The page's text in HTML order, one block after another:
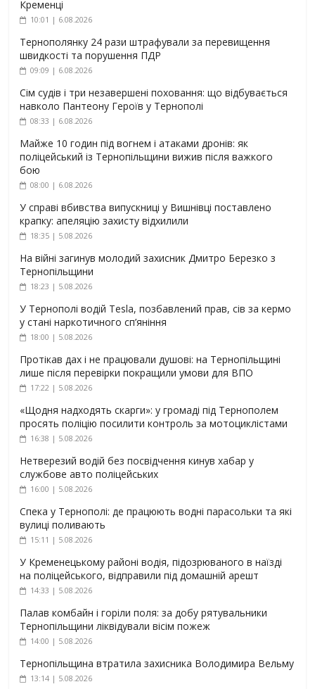
Кременці
10:01 | 6.08.2026
Тернополянку 24 рази штрафували за перевищення
швидкості та порушення ПДР
09:09 | 6.08.2026
Сім судів і три незавершені поховання: що відбувається
навколо Пантеону Героїв у Тернополі
08:33 | 6.08.2026
Майже 10 годин під вогнем і атаками дронів: як
поліцейський із Тернопільщини вижив після важкого
бою
08:00 | 6.08.2026
У справі вбивства випускниці у Вишнівці поставлено
крапку: апеляцію захисту відхилили
18:35 | 5.08.2026
На війні загинув молодий захисник Дмитро Березко з
Тернопільщини
18:23 | 5.08.2026
У Тернополі водій Tesla, позбавлений прав, сів за кермо
у стані наркотичного сп’яніння
18:00 | 5.08.2026
Протікав дах і не працювали душові: на Тернопільщині
лише після перевірки покращили умови для ВПО
17:22 | 5.08.2026
«Щодня надходять скарги»: у громаді під Тернополем
просять поліцію посилити контроль за мотоциклістами
16:38 | 5.08.2026
Нетверезий водій без посвідчення кинув хабар у
службове авто поліцейських
16:00 | 5.08.2026
Спека у Тернополі: де працюють водні парасольки та які
вулиці поливають
15:11 | 5.08.2026
У Кременецькому районі водія, підозрюваного в наїзді
на поліцейського, відправили під домашній арешт
14:33 | 5.08.2026
Палав комбайн і горіли поля: за добу рятувальники
Тернопільщини ліквідували вісім пожеж
14:00 | 5.08.2026
Тернопільщина втратила захисника Володимира Вельму
13:14 | 5.08.2026